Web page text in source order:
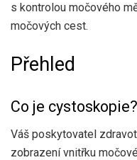
s kontrolou močového
močových cest.
Přehled
Co je cystoskopie?
Váš poskytovatel
zobrazení vnitřku